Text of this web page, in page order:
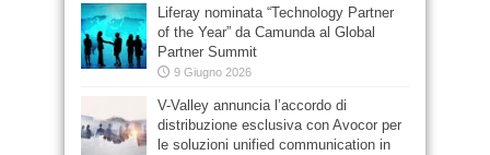
Liferay nominata “Technology Partner
of the Year” da Camunda al Global
Partner Summit
9 Giugno 2026
V-Valley annuncia l’accordo di
distribuzione esclusiva con Avocor per
le soluzioni unified communication in